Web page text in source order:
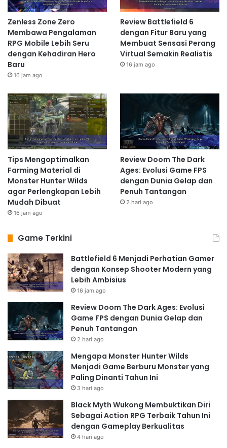
Zenless Zone Zero
Membawa Pengalaman
RPG Mobile Lebih Seru
dengan Kehadiran Hero
Baru
16 jam ago
Review Battlefield 6
dengan Fitur Baru yang
Membuat Sensasi Perang
Virtual Semakin Realistis
16 jam ago
Tips Mengoptimalkan
Farming Material di
Monster Hunter Wilds
agar Perlengkapan Lebih
Mudah Dibuat
16 jam ago
Review Doom The Dark
Ages: Evolusi Game FPS
dengan Dunia Gelap dan
Penuh Tantangan
2 hari ago
Game Terkini
Battlefield 6 Menjadi Perhatian Gamer
dengan Konsep Shooter Modern yang
Lebih Ambisius
16 jam ago
Review Doom The Dark Ages: Evolusi
Game FPS dengan Dunia Gelap dan
Penuh Tantangan
2 hari ago
Mengapa Monster Hunter Wilds
Menjadi Game Berburu Monster yang
Paling Dinanti Tahun Ini
3 hari ago
Black Myth Wukong Membuktikan Diri
Sebagai Action RPG Terbaik Tahun Ini
dengan Gameplay Berkualitas
4 hari ago